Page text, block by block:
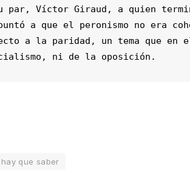
par, Víctor Giraud, a quien
a que el peronismo no era
a la paridad, un tema que en
ni de la oposición.
que saber